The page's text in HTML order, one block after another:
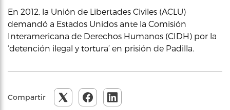
En 2012, la Unión de Libertades Civiles (ACLU)
demandó a Estados Unidos ante la Comisión
Interamericana de Derechos Humanos (CIDH) por la
‘detención ilegal y tortura’ en prisión de Padilla.
Compartir